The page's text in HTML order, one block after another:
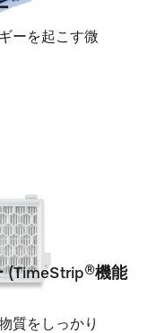
ーを起こす微
(TimeStrip®機能
質をしっかり